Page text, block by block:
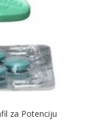
za Potenciju